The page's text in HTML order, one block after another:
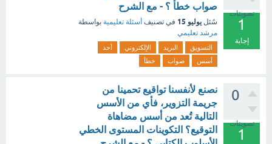
تصويتات
1
إجابة
صواب خطأ ؟ - مع الشرح
سُئل يوليو 15 في تصنيف أسئلة تعليمية بواسطة
مرشد تعليمي
التسويق البريد الإلكتروني
أحد
أسس
صواب خطأ
0
تصويتات
1
نصنع لأنفسنا تواقيع تحمينا من
جريمة التزوير، فأي من الأسس
التالية تُعد من أسس مضاهاة
التوقيع؟ التكوينات المستوى الخطي